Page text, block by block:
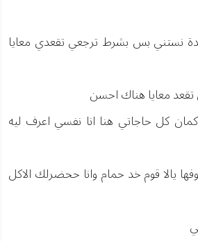
نستني بس بشرط ترجعي تقعدي معايا
معايا هناك احسن
كل حاجاتي هنا انا نفسي اعرف ليه
يالا قوم خد حمام وانا ححضرلك الاكل